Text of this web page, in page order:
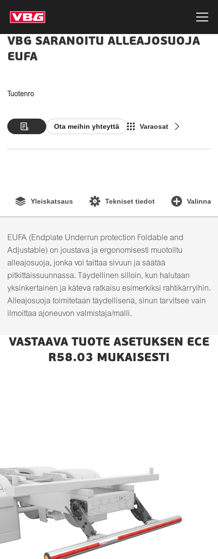
VBG SARANOITU ALLEAJOSUOJA
EUFA
Tuotenro
Ota meihin yhteyttä Varaosat
Yleiskatsaus Tekniset tiedot
EUFA (Endplate Underrun protection Foldable and
Adjustable) on joustava ja ergonomisesti muotoiltu
alleajosuoja, jonka voi taittaa sivuun ja säätää
pitkittäissuunnassa. Täydellinen silloin, kun halutaan
yksinkertainen ja kätevä ratkaisu esimerkiksi rahtikärryihin.
Alleajosuoja toimitetaan täydellisenä, sinun tarvitsee vain
ilmoittaa ajoneuvon valmistaja/malli.
VASTAAVA TUOTE ASETUKSEN ECE
R58.03 MUKAISESTI